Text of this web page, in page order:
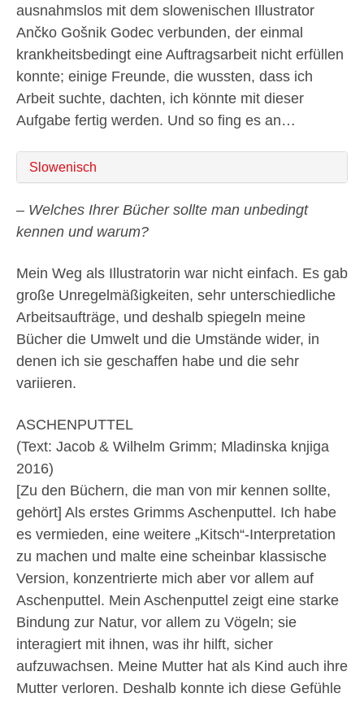
ausnahmslos mit dem slowenischen Illustrator
Ančko Gošnik Godec verbunden, der einmal
krankheitsbedingt eine Auftragsarbeit nicht erfüllen
konnte; einige Freunde, die wussten, dass ich
Arbeit suchte, dachten, ich könnte mit dieser
Aufgabe fertig werden. Und so fing es an…
Slowenisch
– Welches Ihrer Bücher sollte man unbedingt
kennen und warum?
Mein Weg als Illustratorin war nicht einfach. Es gab
große Unregelmäßigkeiten, sehr unterschiedliche
Arbeitsaufträge, und deshalb spiegeln meine
Bücher die Umwelt und die Umstände wider, in
denen ich sie geschaffen habe und die sehr
variieren.
ASCHENPUTTEL
(Text: Jacob & Wilhelm Grimm; Mladinska knjiga
2016)
[Zu den Büchern, die man von mir kennen sollte,
gehört] Als erstes Grimms Aschenputtel. Ich habe
es vermieden, eine weitere „Kitsch“-Interpretation
zu machen und malte eine scheinbar klassische
Version, konzentrierte mich aber vor allem auf
Aschenputtel. Mein Aschenputtel zeigt eine starke
Bindung zur Natur, vor allem zu Vögeln; sie
interagiert mit ihnen, was ihr hilft, sicher
aufzuwachsen. Meine Mutter hat als Kind auch ihre
Mutter verloren. Deshalb konnte ich diese Gefühle